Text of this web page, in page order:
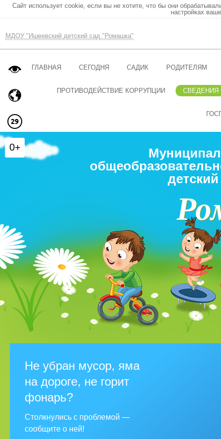
Сайт использует cookie, если вы не хотите, что бы они
настройках
МДОУ "Ишеевский детский сад "Ромашка"
ГЛАВНАЯ СЕГОДНЯ САДИК РОДИТЕЛЯМ
ПРОТИВОДЕЙСТВИЕ КОРРУПЦИИ СВЕДЕНИЯ
Не убран мусор, яма
на дороге, не горит
фонарь?
Столкнулись с проблемой —
сообщите о ней!
0+